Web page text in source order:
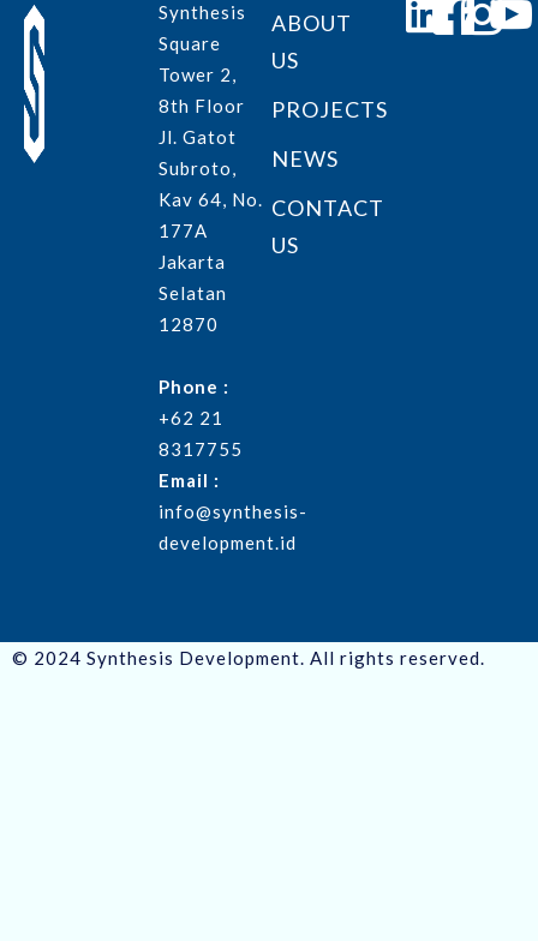
Synthesis
Square
Tower 2,
8th Floor
Jl. Gatot
Subroto,
Kav 64, No.
177A
Jakarta
Selatan
12870
Phone :
+62 21
8317755
Email :
info@synthesis-
development.id
ABOUT
US
PROJECTS
NEWS
CONTACT
US
© 2024 Synthesis Development. All rights reserved.